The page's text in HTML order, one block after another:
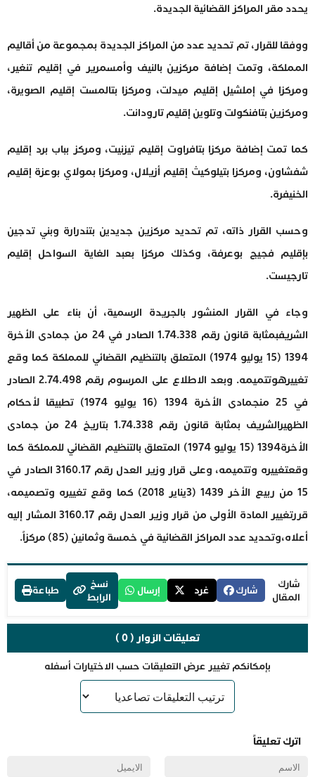
يحدد مقر المراكز القضائية الجديدة.
ووفقا للقرار، تم تحديد عدد من المراكز الجديدة بمجموعة من أقاليم
المملكة، وتمت إضافة مركزين بالنيف وأمسمرير في إقليم تنغير،
ومركزا في إملشيل إقليم ميدلت، ومركزا بتالمست إقليم الصويرة،
ومركزين بتافنكولت وتلوين إقليم تارودانت.
كما تمت إضافة مركزا بتافراوت إقليم تيزنيت، ومركز بباب برد إقليم
شفشاون، ومركزا بتيلوكيث إقليم أزيلال، ومركزا بمولاي بوعزة إقليم
الخنيفرة.
وحسب القرار ذاته، تم تحديد مركزين جديدين بتندرارة وبني تدجين
بإقليم فجيج بوعرفة، وكذلك مركزا بعبد الغاية السواحل إقليم
تارجيست.
وجاء في القرار المنشور بالجريدة الرسمية، أن بناء على الظهير
الشريفبمثابة قانون رقم 1.74.338 الصادر في 24 من جمادى الأخرة
1394 (15 يوليو 1974) المتعلق بالتنظيم القضائي للمملكة كما وقع
تغييرهوتتميمه. وبعد الاطلاع على المرسوم رقم 2.74.498 الصادر
في 25 منجمادى الأخرة 1394 (16 يوليو 1974) تطبيقا لأحكام
الظهيرالشريف بمثابة قانون رقم 1.74.338 بتاريخ 24 من جمادى
الأخرة1394 (15 يوليو 1974) المتعلق بالتنظيم القضائي للمملكة كما
وقعتغييره وتتميمه، وعلى قرار وزير العدل رقم 3160.17 الصادر في
15 من ربيع الأخر 1439 (3يناير 2018) كما وقع تغييره وتصميمه،
قررتغيير المادة الأولى من قرار وزير العدل رقم 3160.17 المشار إليه
أعلاه،وتحديد عدد المراكز القضائية في خمسة وثمانين (85) مركزاً.
شارك
المقال
شارك غرد إرسال
نسخ
الرابط
طباعة
تعليقات الزوار ( 0 )
بإمكانكم تغيير عرض التعليقات حسب الاختيارات أسفله
اترك تعليقاً